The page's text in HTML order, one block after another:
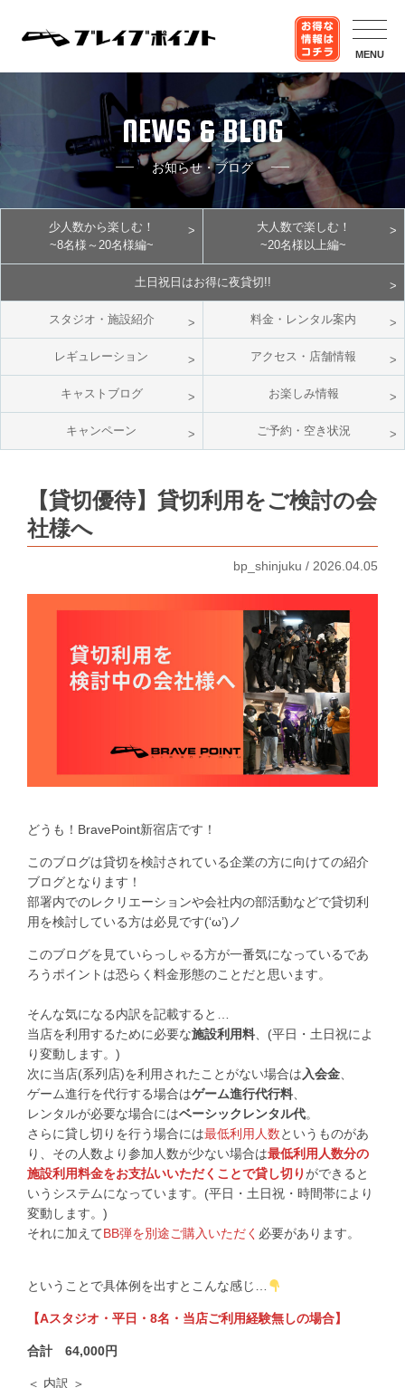
MENU
NEWS & BLOG
お知らせ・ブログ
少人数から楽しむ！
~8名様～20名様編~
大人数で楽しむ！
~20名様以上編~
土日祝日はお得に夜貸切!!
スタジオ・施設紹介 料金・レンタル案内
レギュレーション アクセス・店舗情報
キャストブログ お楽しみ情報
キャンペーン ご予約・空き状況
【貸切優待】貸切利用をご検討の会
社様へ
bp_shinjuku / 2026.04.05
どうも！BravePoint新宿店です！
このブログは貸切を検討されている企業の方に向けての紹介
ブログとなります！
部署内でのレクリエーションや会社内の部活動などで貸切利
用を検討している方は必見です(‘ω’)ノ
このブログを見ていらっしゃる方が一番気になっているであ
ろうポイントは恐らく料金形態のことだと思います。
そんな気になる内訳を記載すると…
当店を利用するために必要な施設利用料 、(平日・土日祝によ
り変動します。)
次に当店(系列店)を利用されたことがない場合は 入会金
ゲーム進行を代行する場合はゲーム進行代行料
レンタルが必要な場合にはベーシックレンタル代。
さらに貸し切りを行う場合には最低利用人数というものがあ
り、その人数より参加人数が少ない場合は最低利用人数分の
施設利用料金をお支払いいただくことで貸し切りができると
いうシステムになっています。(平日・土日祝・時間帯により
変動します。)
それに加えてBB弾を別途ご購入いただく 必要があります。
ということで具体例を出すとこんな感じ…
【Aスタジオ・平日・8名・当店ご利用経験無しの場合】
合計 64,000円
＜ 内訳 ＞